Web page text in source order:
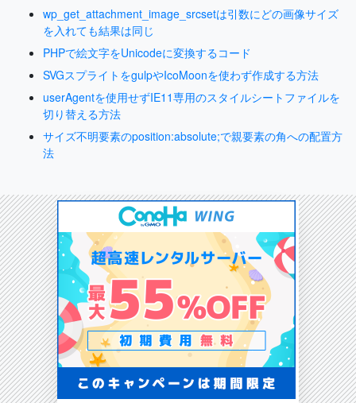
wp_get_attachment_image_srcsetは引数にどの画像サイズ
を入れても結果は同じ
PHPで絵文字をUnicodeに変換するコード
SVGスプライトをgulpやIcoMoonを使わず作成する方法
userAgentを使用せずIE11専用のスタイルシートファイルを
切り替える方法
サイズ不明要素のposition:absolute;で親要素の角への配置方
法